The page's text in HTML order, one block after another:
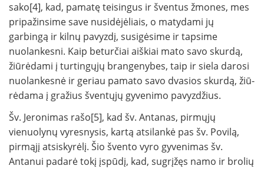
sako[4], kad, pamatę teisingus ir šventus žmones, mes
pripažinsime save nusidėjėliais, o matydami jų
garbingą ir kilnų pavyzdį, susigėsime ir tapsime
nuolankesni. Kaip betur­čiai aiškiai mato savo skurdą,
žiūrėdami į turtingųjų brangenybes, taip ir siela darosi
nuolan­kesnė ir geriau pamato savo dvasios skurdą, žiū­
rėdama į gražius šventųjų gyvenimo pavyzdžius.
Šv. Jeronimas rašo[5], kad šv. Antanas, pirmųjų
vienuolynų vyresnysis, kartą atsilankė pas šv. Povilą,
pirmąjį atsiskyrėlį. Šio švento vyro gyvenimas šv.
Antanui padarė tokį įspūdį, kad, sugrįžęs namo ir brolių